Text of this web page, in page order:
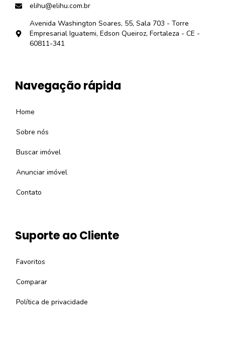
elihu@elihu.com.br
Avenida Washington Soares, 55, Sala 703 - Torre
Empresarial Iguatemi, Edson Queiroz, Fortaleza - CE -
60811-341
Navegação rápida
Home
Sobre nós
Buscar imóvel
Anunciar imóvel
Contato
Suporte ao Cliente
Favoritos
Comparar
Política de privacidade